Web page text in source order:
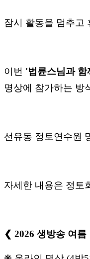
잠시 활동을 멈추고
이번 '법륜스님과 함
명상에 참가하는 방
선유동 정토연수원
자세한 내용은 정토
❮ 2026 생방송 여름